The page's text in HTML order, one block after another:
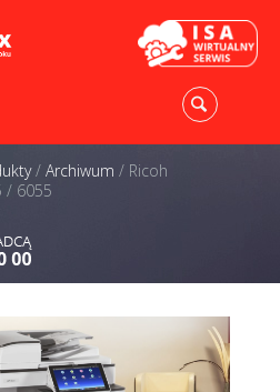
/ Archiwum / Ricoh
/ 6055